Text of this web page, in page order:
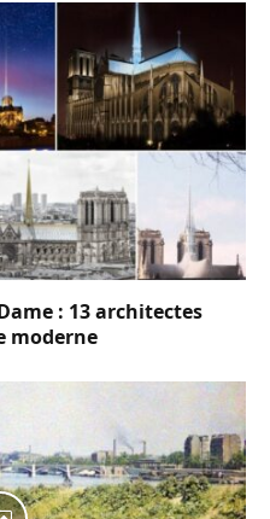
: 13 architectes
moderne